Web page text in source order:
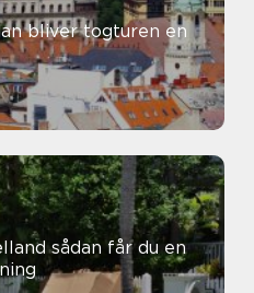
bliver togturen en
du en